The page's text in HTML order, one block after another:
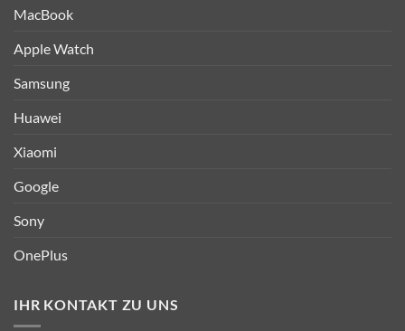
MacBook
Apple Watch
Samsung
Huawei
Xiaomi
Google
Sony
OnePlus
IHR KONTAKT ZU UNS